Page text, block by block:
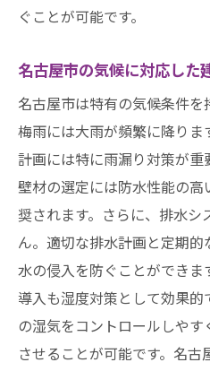
ぐことが可能です。
名古屋市の気候に対応した
名古屋市は特有の気候条件
梅雨には大雨が頻繁に降り
計画には特に雨漏り対策が
壁材の選定には防水性能の
奨されます。さらに、排水
ん。適切な排水計画と定期
水の侵入を防ぐことができ
導入も湿度対策として効果的
の湿気をコントロールしや
させることが可能です。名